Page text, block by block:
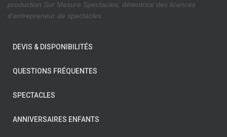
production Sur Mesure Spectacles, détentrice des licences
d’entrepreneur de spectacles.
DEVIS & DISPONIBILITÉS
QUESTIONS FRÉQUENTES
SPECTACLES
ANNIVERSAIRES ENFANTS